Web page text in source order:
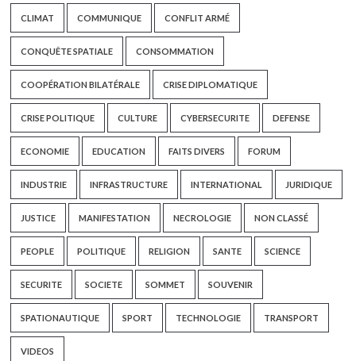
CLIMAT COMMUNIQUE CONFLIT ARMÉ
CONQUÊTE SPATIALE CONSOMMATION
COOPÉRATION BILATÉRALE CRISE DIPLOMATIQUE
CRISE POLITIQUE CULTURE CYBERSECURITE DEFENSE
ECONOMIE EDUCATION FAITS DIVERS FORUM
INDUSTRIE INFRASTRUCTURE INTERNATIONAL JURIDIQUE
JUSTICE MANIFESTATION NECROLOGIE NON CLASSÉ
PEOPLE POLITIQUE RELIGION SANTE SCIENCE
SECURITE SOCIETE SOMMET SOUVENIR
SPATIONAUTIQUE SPORT TECHNOLOGIE TRANSPORT
VIDEOS